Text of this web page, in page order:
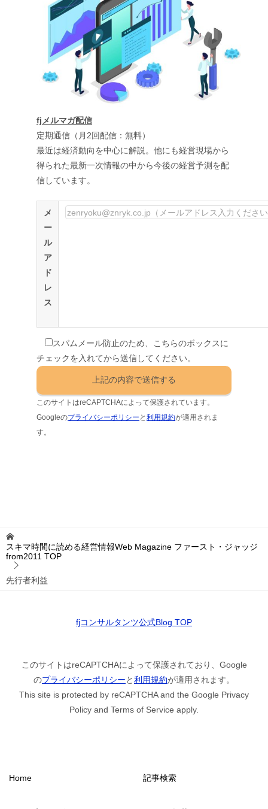
fjメルマガ配信
定期通信（月2回配信：無料）
最近は経済動向を中心に解説。他にも経営現場から
得られた最新一次情報の中から今後の経営予測を配
信しています。
メ
ー
ル
ア
ド
レ
ス
スパムメール防止のため、こちらのボックスに
チェックを入れてから送信してください。
このサイトはreCAPTCHAによって保護されています。
Googleのプライバシーポリシー と利用規約が適用されま
す。
スキマ時間に読める経営情報Web Magazine ファースト・ジャッジ
from2011 TOP
先行者利益
fjコンサルタンツ公式Blog TOP
このサイトはreCAPTCHAによって保護されており、Google
のプライバシーポリシーと利用規約が適用されます。
This site is protected by reCAPTCHA and the Google Privacy
Policy and Terms of Service apply.
Home 記事検索